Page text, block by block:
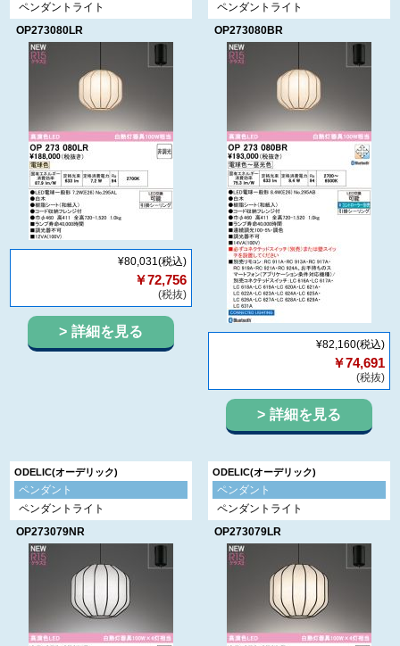
ペンダントライト
OP273080LR
¥80,031(税込)
￥72,756
(税抜)
詳細を見る
ペンダントライト
OP273080BR
¥82,160(税込)
￥74,691
(税抜)
詳細を見る
ODELIC(オーデリック)
ペンダント
ペンダントライト
OP273079NR
ODELIC(オーデリック)
ペンダント
ペンダントライト
OP273079LR